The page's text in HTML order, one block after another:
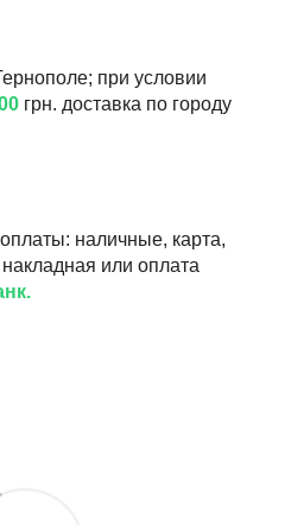
при условии
грн. доставка по городу
наличные, карта,
или оплата